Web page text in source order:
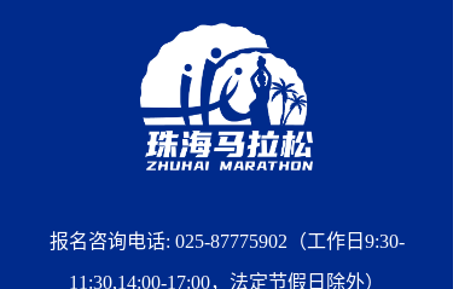
报名咨询电话: 025-87775902（工作日9:30-
11:30,14:00-17:00，法定节假日除外）